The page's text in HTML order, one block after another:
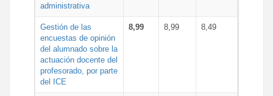
administrativa
Gestión de las
encuestas de opinión
del alumnado sobre la
actuación docente del
profesorado, por parte
del ICE
8,99 8,99 8,49